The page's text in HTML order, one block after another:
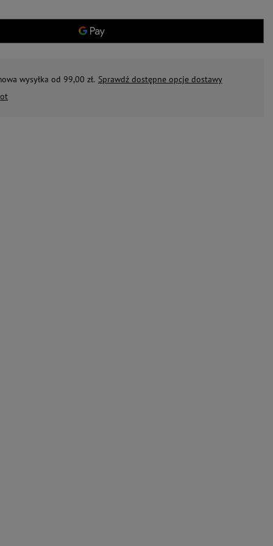
wysyłka od 99,00 zł. Sprawdź dostępne opcje dostawy